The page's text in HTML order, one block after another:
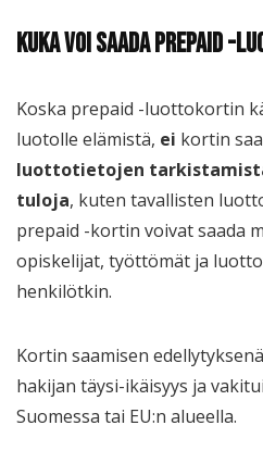
Kuka voi saada prepaid
Koska prepaid -luottokortin
luotolle elämistä, ei kortin
luottotietojen
tuloja, kuten tavallisten
prepaid -kortin voivat saada
opiskelijat, työttömät ja
henkilötkin.
Kortin saamisen
hakijan täysi-ikäisyys ja
Suomessa tai EU:n alueella.